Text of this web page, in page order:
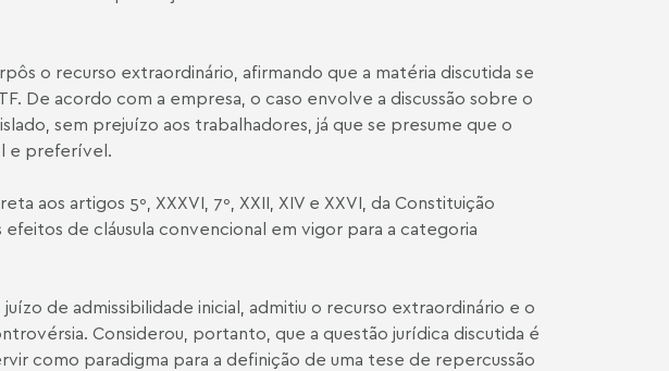
o recurso extraordinário, afirmando que a matéria discutida se
De acordo com a empresa, o caso envolve a discussão sobre o
sem prejuízo aos trabalhadores, já que se presume que o
e preferível.
aos artigos 5º, XXXVI, 7º, XXII, XIV e XXVI, da Constituição
de cláusula convencional em vigor para a categoria
de admissibilidade inicial, admitiu o recurso extraordinário e o
Considerou, portanto, que a questão jurídica discutida é
como paradigma para a definição de uma tese de repercussão